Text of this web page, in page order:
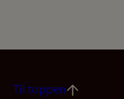
Til toppen